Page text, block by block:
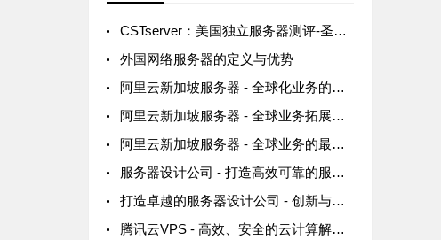
CSTserver：美国独立服务器测评-圣何塞机房-免费DDoS防御
外国网络服务器的定义与优势
阿里云新加坡服务器 - 全球化业务的理想选择
阿里云新加坡服务器 - 全球业务拓展的理想选择
阿里云新加坡服务器 - 全球业务的最佳选择
服务器设计公司 - 打造高效可靠的服务器解决方案
打造卓越的服务器设计公司 - 创新与技术的完美结合
腾讯云VPS - 高效、安全的云计算解决方案